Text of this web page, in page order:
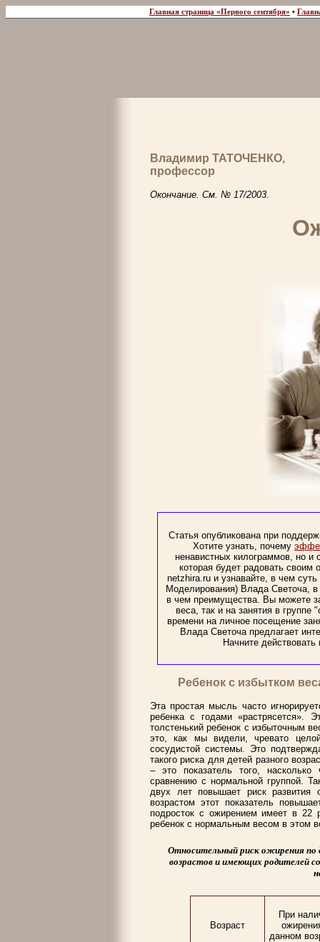
Главная страница «Первого сентября» •
Владимир ТАТОЧЕНКО,
профессор
Окончание. См. № 17/2003.
Статья опубликована при
Хотите узнать, почему
ненавистных килограммов, но
которая будет радовать своим
netzhira.ru и узнавайте, в чем
Моделирования) Влада Светоча, в
в чем преимущества. Вы можете
веса, так и на занятия в группе
времени на личное посещение
Влада Светоча предлагает
Начните действовать
Ребенок с избытком
Эта простая мысль часто
ребенка с годами «растрясется».
толстенький ребенок с избыточным
это, как мы видели, чревато
сосудистой системы. Это
такого риска для детей разного
– это показатель того,
сравнению с нормальной группой.
двух лет повышает риск
возрастом этот показатель
подросток с ожирением имеет в
ребенок с нормальным весом в этом
Относительный риск ожирения по
возрастов и имеющих родителей
Возраст
При
данном